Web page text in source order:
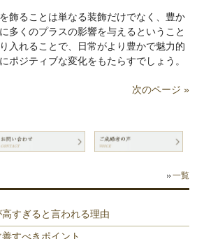
飾ることは単なる装飾だけでなく、豊か
多くのプラスの影響を与えるということ
入れることで、日常がより豊かで魅力的
ポジティブな変化をもたらすでしょう。
次のページ »
一覧
すぎると言われる理由
すべきポイント